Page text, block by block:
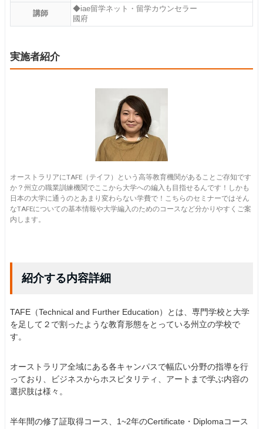
講師
◆iae留学ネット・留学カウンセラー
國府
実施者紹介
オーストラリアにTAFE（テイフ）という高等教育機関があることご存知です
か？州立の職業訓練機関でここから大学への編入も目指せるんです！しかも
日本の大学に通うのとあまり変わらない学費で！こちらのセミナーではそん
なTAFEについての基本情報や大学編入のためのコースなど分かりやすくご案
内します。
紹介する内容詳細
TAFE（Technical and Further Education）とは、専門学校と大学
を足して２で割ったような教育形態をとっている州立の学校で
す。
オーストラリア全域にある各キャンパスで幅広い分野の指導を行
っており、ビジネスからホスピタリティ、アートまで学ぶ内容の
選択肢は様々。
半年間の修了証取得コース、1~2年のCertificate・Diplomaコース